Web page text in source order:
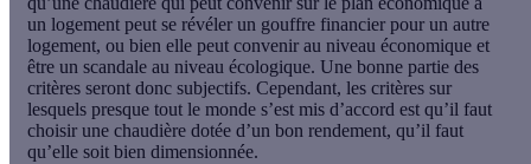
un logement peut se révéler un gouffre financier pour un autre
logement, ou bien elle peut convenir au niveau économique et
être un scandale au niveau écologique. Une bonne partie des
critères seront donc subjectifs. Cependant, les critères sur
lesquels presque tout le monde s’est mis d’accord est qu’il faut
choisir une chaudière dotée d’un bon rendement, qu’il faut
qu’elle soit bien dimensionnée.